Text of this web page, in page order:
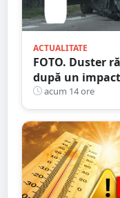
ACTUALITATE
FOTO. Duster
după un
implicarea unei
acum 14 ore